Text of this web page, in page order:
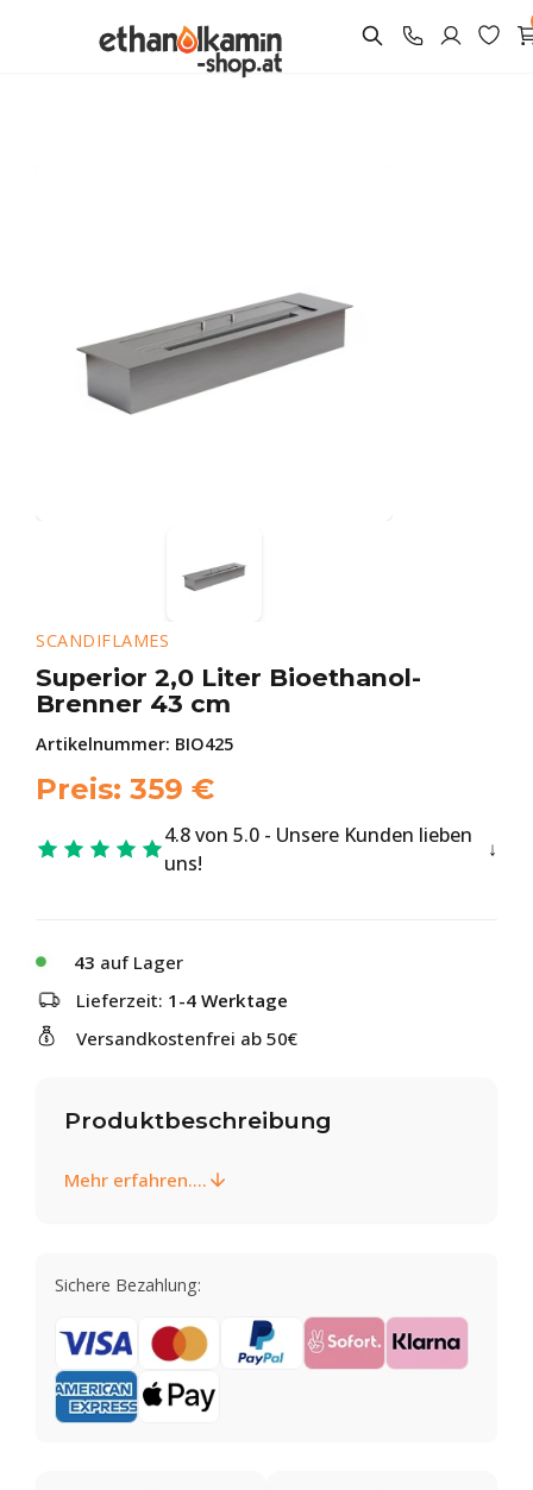
SCANDIFLAMES
Superior 2,0 Liter Bioethanol-
Brenner 43 cm
Artikelnummer: BIO425
Preis: 359 €
4.8 von 5.0 - Unsere Kunden lieben
uns!
43 auf Lager
Lieferzeit: 1-4 Werktage
Versandkostenfrei ab 50€
Produktbeschreibung
Mehr erfahren....
Sichere Bezahlung: